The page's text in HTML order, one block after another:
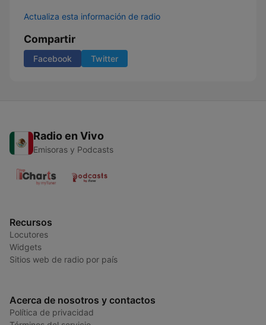
Actualiza esta información de radio
Compartir
Facebook Twitter
Radio en Vivo
Emisoras y Podcasts
Recursos
Locutores
Widgets
Sitios web de radio por país
Acerca de nosotros y contactos
Política de privacidad